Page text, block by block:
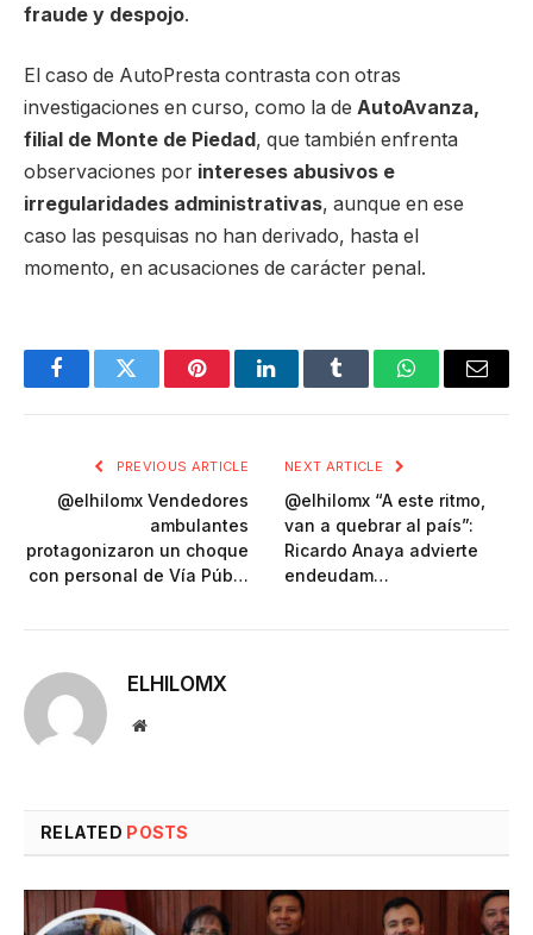
fraude y despojo.
El caso de AutoPresta contrasta con otras
investigaciones en curso, como la de AutoAvanza,
filial de Monte de Piedad, que también enfrenta
observaciones por intereses abusivos e
irregularidades administrativas, aunque en ese
caso las pesquisas no han derivado, hasta el
momento, en acusaciones de carácter penal.
FacebookTwitter PinterestLinkedInTumblr WhatsAppEmail
PREVIOUS ARTICLE
@elhilomx Vendedores
ambulantes
protagonizaron un choque
con personal de Vía Púb…
NEXT ARTICLE
@elhilomx “A este ritmo,
van a quebrar al país”:
Ricardo Anaya advierte
endeudam…
ELHILOMX
Website
RELATED POSTS